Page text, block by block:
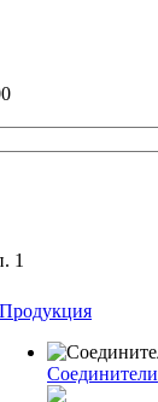
1
Продукция
Соединители